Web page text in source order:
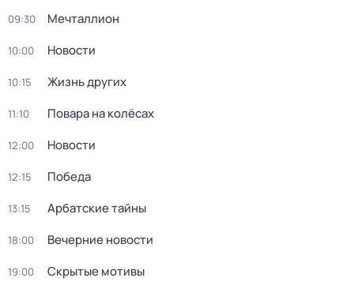
09:30 Мечталлион
10:00 Новости
10:15 Жизнь других
11:10 Повара на колёсах
12:00 Новости
12:15 Победа
13:15 Арбатские тайны
18:00 Вечерние новости
19:00 Скрытые мотивы